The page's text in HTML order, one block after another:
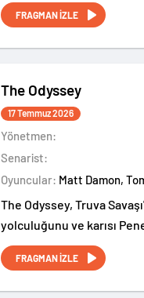
başladığı fiziksel
FRAGMAN İZLE
The Odyssey
17 Temmuz 2026
Yönetmen:
Senarist:
Oyuncular:
The Odyssey, Truva
yolculuğunu ve karısı
ediyor.
FRAGMAN İZLE